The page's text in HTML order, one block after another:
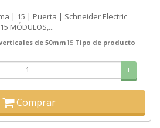
MÓDULOS,...
de 50mm15 Tipo de producto
+
Comprar